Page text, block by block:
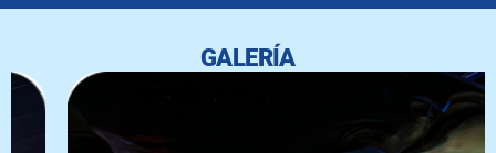
GALERÍA